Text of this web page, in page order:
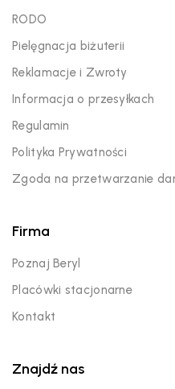
RODO
Pielęgnacja biżuterii
Reklamacje i Zwroty
Informacja o przesyłkach
Regulamin
Polityka Prywatności
Zgoda na przetwarzanie
Firma
Poznaj Beryl
Placówki stacjonarne
Kontakt
Znajdź nas